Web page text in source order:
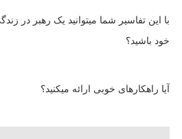
با این تفاسیر شما میتوانید یک رهبر در
خود باشید؟
آیا راهکارهای خوبی ارائه میکنید؟